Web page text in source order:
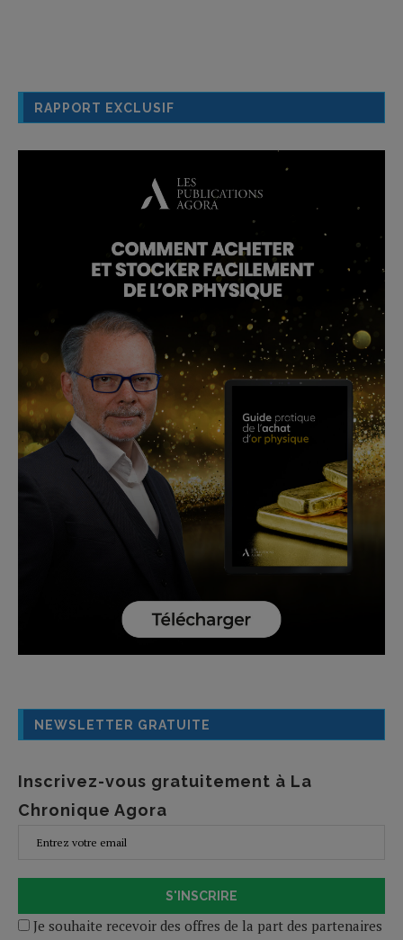
RAPPORT EXCLUSIF
NEWSLETTER GRATUITE
Inscrivez-vous gratuitement à La
Chronique Agora
S'INSCRIRE
Je souhaite recevoir des offres de la part des partenaires